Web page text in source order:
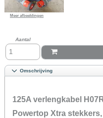
Meer afbeeldingen
Aantal
Omschrijving
125A verlengkabel
Powertop Xtra